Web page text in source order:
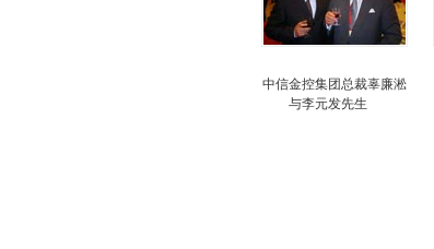
中信金控集团总裁辜廉淞
与李元发先生